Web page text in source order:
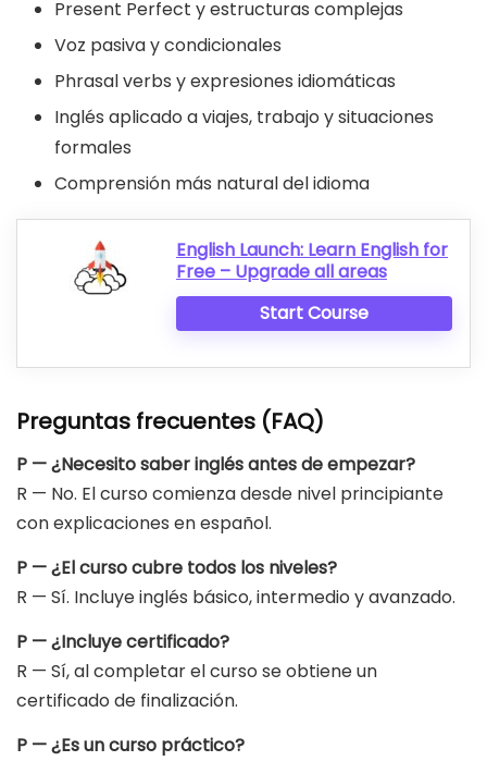
Present Perfect y estructuras complejas
Voz pasiva y condicionales
Phrasal verbs y expresiones idiomáticas
Inglés aplicado a viajes, trabajo y situaciones
formales
Comprensión más natural del idioma
English Launch: Learn English for
Free – Upgrade all areas
Start Course
Preguntas frecuentes (FAQ)
P — ¿Necesito saber inglés antes de empezar?
R — No. El curso comienza desde nivel principiante
con explicaciones en español.
P — ¿El curso cubre todos los niveles?
R — Sí. Incluye inglés básico, intermedio y avanzado.
P — ¿Incluye certificado?
R — Sí, al completar el curso se obtiene un
certificado de finalización.
P — ¿Es un curso práctico?